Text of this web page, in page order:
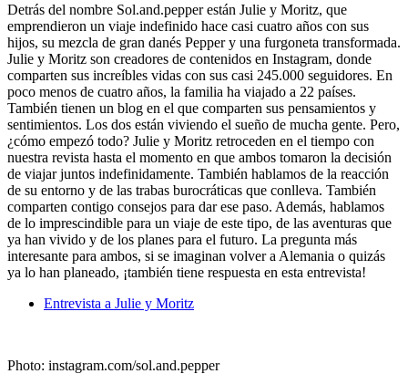
Detrás del nombre Sol.and.pepper están Julie y Moritz, que
emprendieron un viaje indefinido hace casi cuatro años con sus
hijos, su mezcla de gran danés Pepper y una furgoneta transformada.
Julie y Moritz son creadores de contenidos en Instagram, donde
comparten sus increíbles vidas con sus casi 245.000 seguidores. En
poco menos de cuatro años, la familia ha viajado a 22 países.
También tienen un blog en el que comparten sus pensamientos y
sentimientos. Los dos están viviendo el sueño de mucha gente. Pero,
¿cómo empezó todo? Julie y Moritz retroceden en el tiempo con
nuestra revista hasta el momento en que ambos tomaron la decisión
de viajar juntos indefinidamente. También hablamos de la reacción
de su entorno y de las trabas burocráticas que conlleva. También
comparten contigo consejos para dar ese paso. Además, hablamos
de lo imprescindible para un viaje de este tipo, de las aventuras que
ya han vivido y de los planes para el futuro. La pregunta más
interesante para ambos, si se imaginan volver a Alemania o quizás
ya lo han planeado, ¡también tiene respuesta en esta entrevista!
Entrevista a Julie y Moritz
Photo: instagram.com/sol.and.pepper